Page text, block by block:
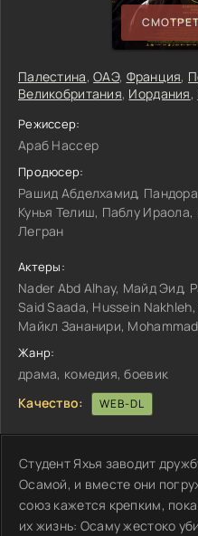
Палестина,ОАЭ, Франция,
Великобритания, Иордания,
Режиссер:
Араб Нассер
Продюсер:
Рашид Абделхамид,
Кунья Телиш, Паблу
Легран
Актеры:
Nader Abd Alhay, Майд Эид,
Said Saada, Hussein
Майкл Зананири,
Жанр:
драма, комедия, боевик
Качество:
WEB-DL
Студент Яхья заводит
Осамой, и вместе они
союз кажется крепким,
их жизнь: Осаму жестоко